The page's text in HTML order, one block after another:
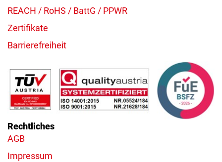
REACH / RoHS / BattG / PPWR
Zertifikate
Barrierefreiheit
Rechtliches
AGB
Impressum